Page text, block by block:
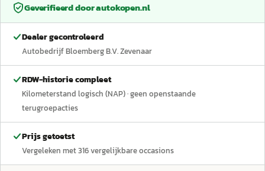
Geverifieerd doorautokopen.nl
Dealer gecontroleerd
Autobedrijf Bloemberg B.V. Zevenaar
RDW-historie compleet
Kilometerstand logisch (NAP)· geen openstaande
terugroepacties
Prijs getoetst
Vergeleken met316vergelijkbare occasions